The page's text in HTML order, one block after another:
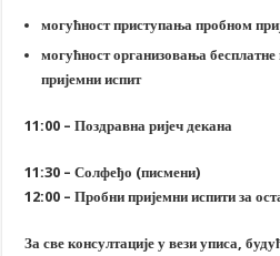
могућност приступања пробном
могућност организовања бесплатне
пријемни испит
11:00 – Поздравна ријеч декана
11:30 – Солфеђо (писмени)
12:00 – Пробни пријемни испити за
За све консултације у вези уписа,